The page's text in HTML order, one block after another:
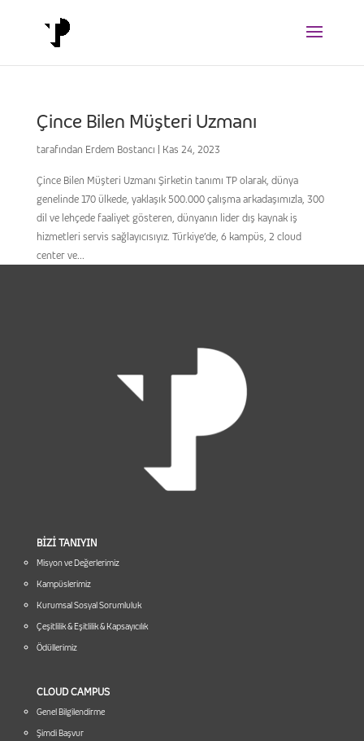
Çince Bilen Müşteri Uzmanı
tarafından Erdem Bostancı | Kas 24, 2023
Çince Bilen Müşteri Uzmanı Şirketin tanımı TP olarak, dünya
genelinde 170 ülkede, yaklaşık 500.000 çalışma arkadaşımızla, 300
dil ve lehçede faaliyet gösteren, dünyanın lider dış kaynak iş
hizmetleri servis sağlayıcısıyız. Türkiye’de, 6 kampüs, 2 cloud
center ve...
BİZİ TANIYIN
Misyon ve Değerlerimiz
Kampüslerimiz
Kurumsal Sosyal Sorumluluk
Çeşitlilik & Eşitlilik & Kapsayıcılık
Ödüllerimiz
CLOUD CAMPUS
Genel Bilgilendirme
Şimdi Başvur